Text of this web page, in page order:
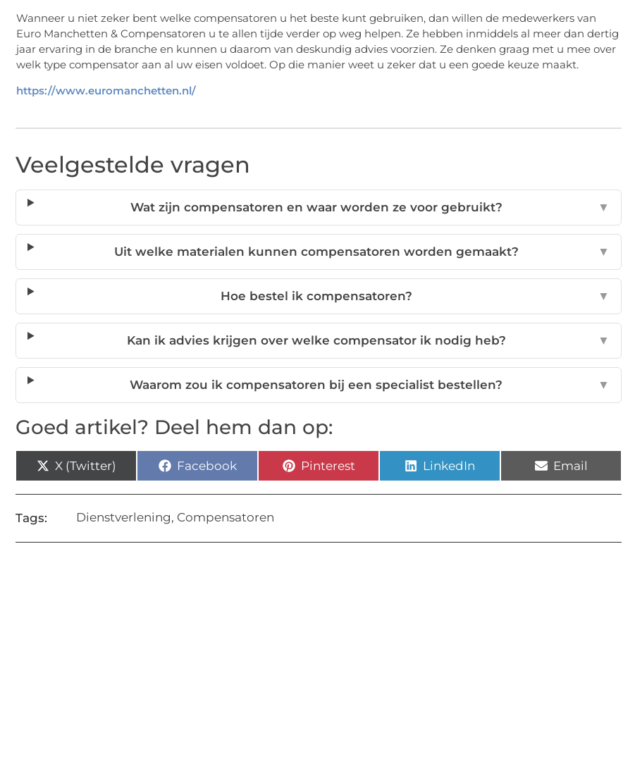
Wanneer u niet zeker bent welke compensatoren u het beste kunt gebruiken, dan willen de medewerkers van
Euro Manchetten & Compensatoren u te allen tijde verder op weg helpen. Ze hebben inmiddels al meer dan dertig
jaar ervaring in de branche en kunnen u daarom van deskundig advies voorzien. Ze denken graag met u mee over
welk type compensator aan al uw eisen voldoet. Op die manier weet u zeker dat u een goede keuze maakt.
https://www.euromanchetten.nl/
Veelgestelde vragen
Wat zijn compensatoren en waar worden ze voor gebruikt? ▼
Uit welke materialen kunnen compensatoren worden gemaakt? ▼
Hoe bestel ik compensatoren? ▼
Kan ik advies krijgen over welke compensator ik nodig heb? ▼
Waarom zou ik compensatoren bij een specialist bestellen? ▼
Goed artikel? Deel hem dan op:
X (Twitter) Facebook Pinterest LinkedIn Email
Tags: Dienstverlening, Compensatoren